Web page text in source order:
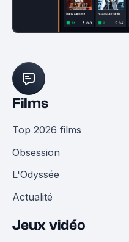
Films
Top 2026 films
Obsession
L'Odyssée
Actualité
Jeux vidéo